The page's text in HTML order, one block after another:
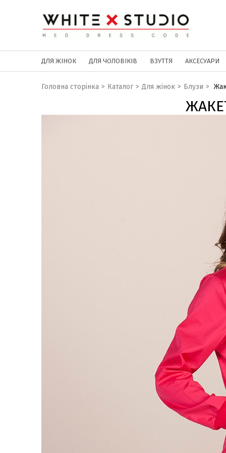
ДЛЯ ЖІНОК ДЛЯ ЧОЛОВІКІВ ВЗУТТЯ АКСЕСУАРИ
Головна сторінка > Каталог > Для жінок > Блузи >